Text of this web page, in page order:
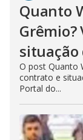
Quanto
situação
O post Quanto
contrato e
Portal do...